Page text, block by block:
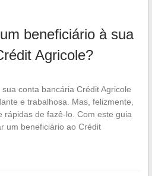
beneficiário à sua
Agricole?
conta bancária Crédit Agricole
e trabalhosa. Mas, felizmente,
rápidas de fazê-lo. Com este guia
um beneficiário ao Crédit